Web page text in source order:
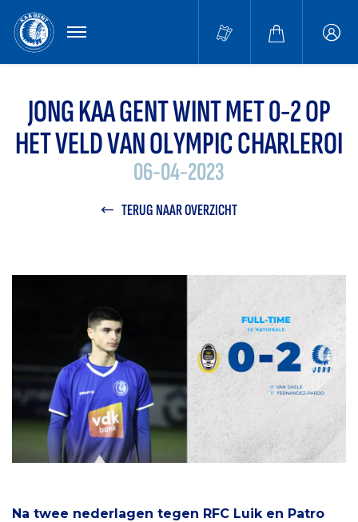
MENU
JONG KAA GENT WINT MET 0-2 OP
HET VELD VAN OLYMPIC CHARLEROI
06-04-2023
TERUG NAAR OVERZICHT
Na twee nederlagen tegen RFC Luik en Patro